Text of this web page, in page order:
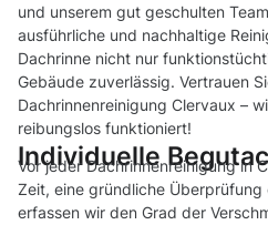
und unserem gut geschulten
ausführliche und nachhaltige
Dachrinne nicht nur
Gebäude zuverlässig. Vertrauen
Dachrinnenreinigung Clervaux –
reibungslos funktioniert!
Individuelle
Vor jeder Dachrinnenreinigung in
Zeit, eine gründliche
erfassen wir den Grad der